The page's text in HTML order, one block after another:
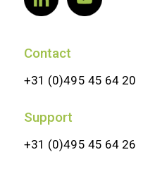
Contact
+31 (0)495 45 64 20
Support
+31 (0)495 45 64 26